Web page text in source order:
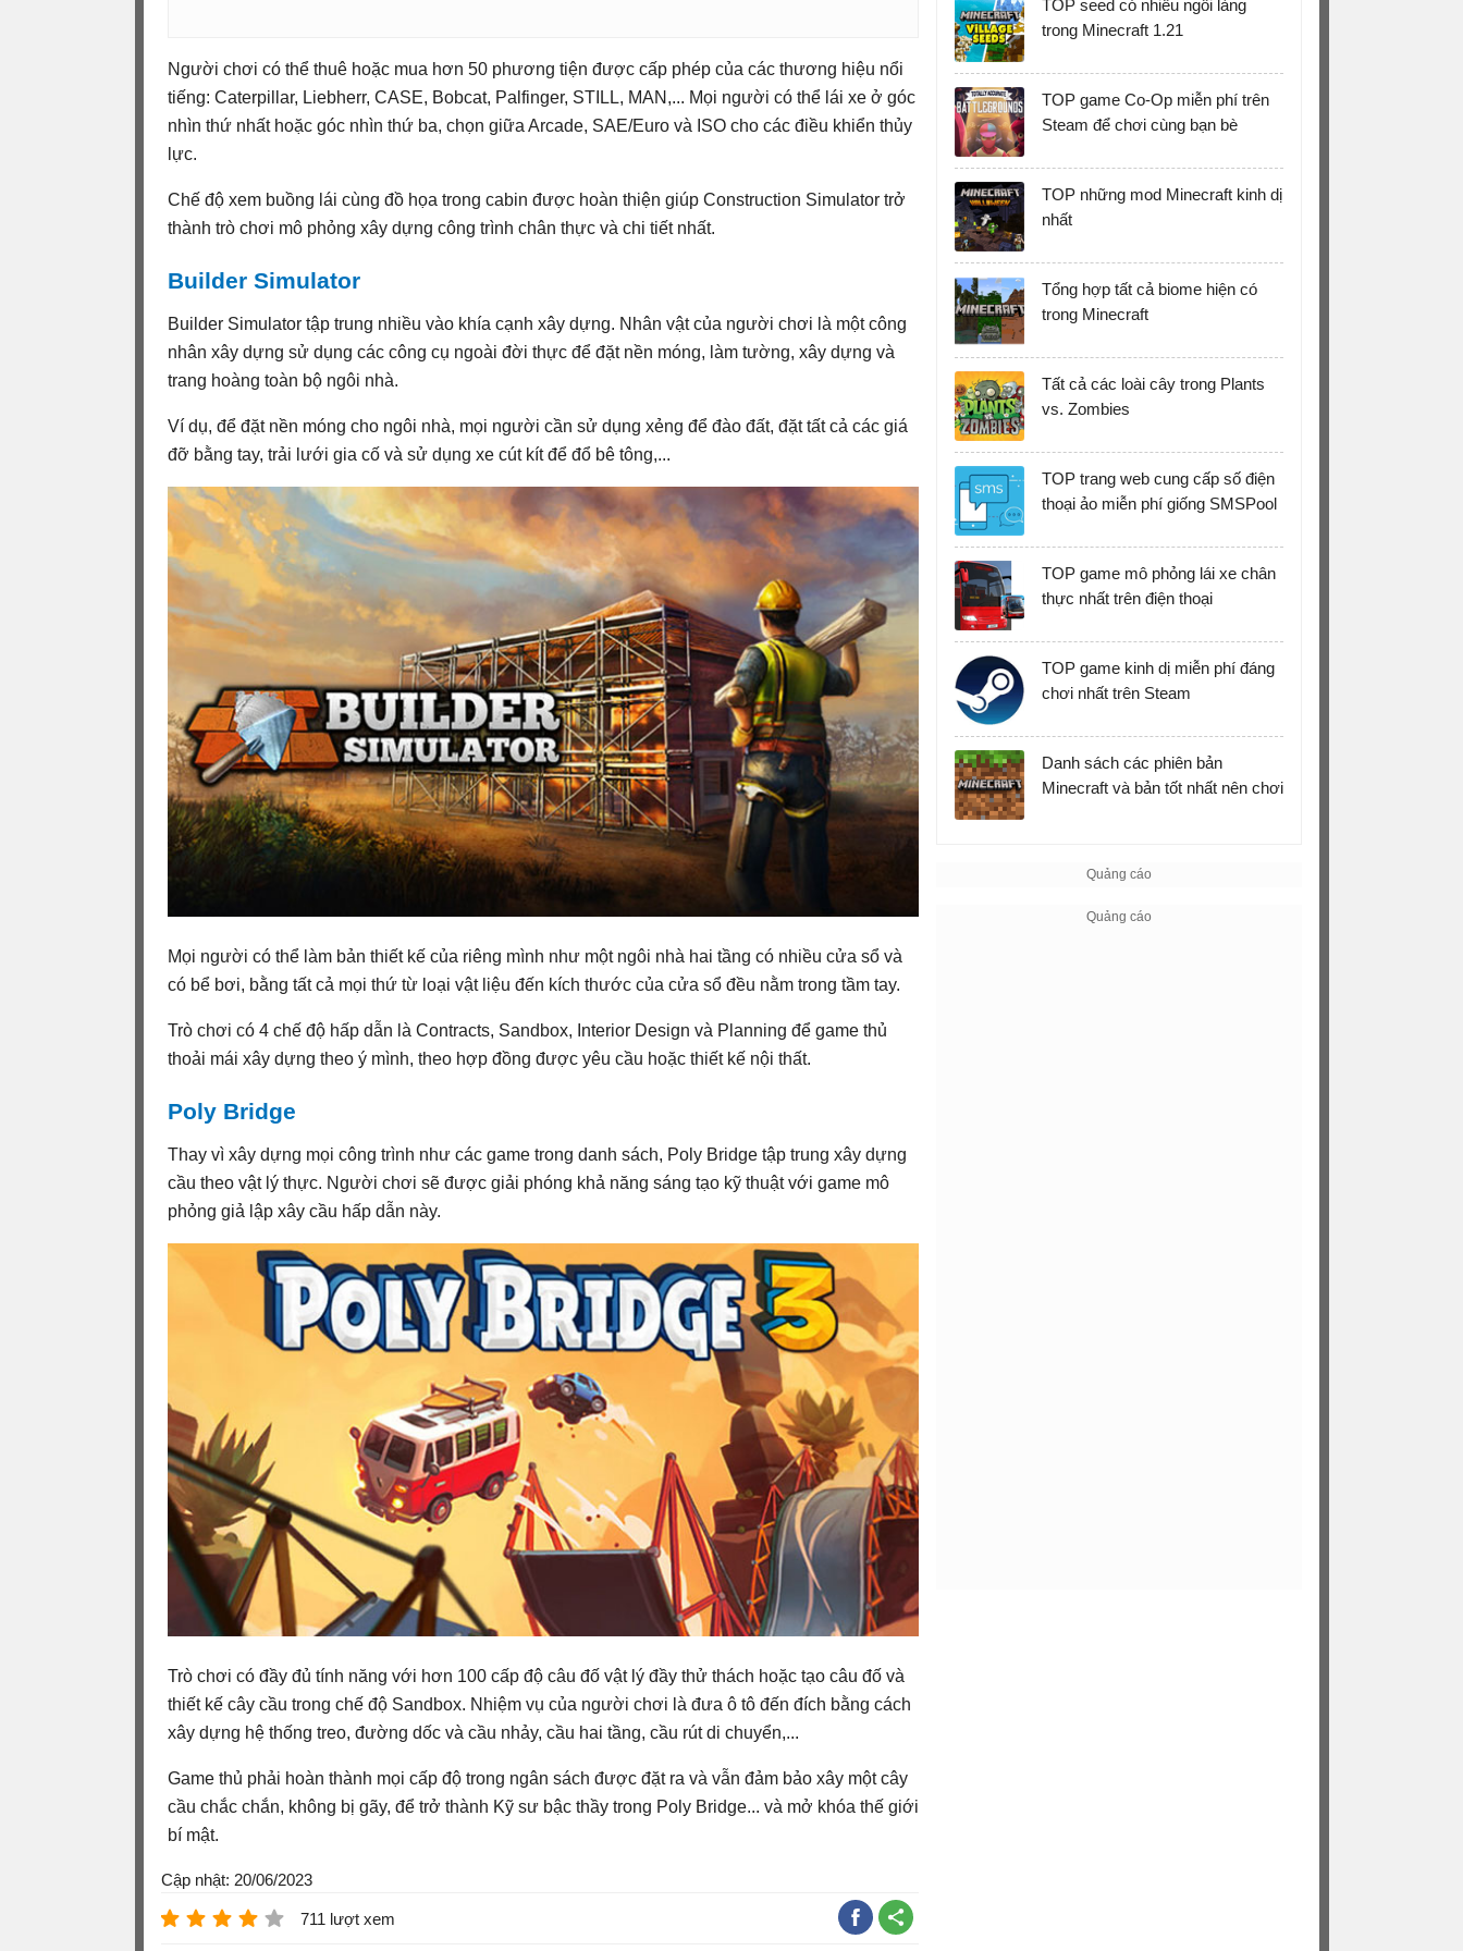
Người chơi có thể thuê hoặc mua hơn 50 phương tiện được cấp phép của các thương hiệu nổi
tiếng: Caterpillar, Liebherr, CASE, Bobcat, Palfinger, STILL, MAN,... Mọi người có thể lái xe ở góc
nhìn thứ nhất hoặc góc nhìn thứ ba, chọn giữa Arcade, SAE/Euro và ISO cho các điều khiển thủy
lực.
Chế độ xem buồng lái cùng đồ họa trong cabin được hoàn thiện giúp Construction Simulator trở
thành trò chơi mô phỏng xây dựng công trình chân thực và chi tiết nhất.
Builder Simulator
Builder Simulator tập trung nhiều vào khía cạnh xây dựng. Nhân vật của người chơi là một công
nhân xây dựng sử dụng các công cụ ngoài đời thực để đặt nền móng, làm tường, xây dựng và
trang hoàng toàn bộ ngôi nhà.
Ví dụ, để đặt nền móng cho ngôi nhà, mọi người cần sử dụng xẻng để đào đất, đặt tất cả các giá
đỡ bằng tay, trải lưới gia cố và sử dụng xe cút kít để đổ bê tông,...
Mọi người có thể làm bản thiết kế của riêng mình như một ngôi nhà hai tầng có nhiều cửa sổ và
có bể bơi, bằng tất cả mọi thứ từ loại vật liệu đến kích thước của cửa sổ đều nằm trong tầm tay.
Trò chơi có 4 chế độ hấp dẫn là Contracts, Sandbox, Interior Design và Planning để game thủ
thoải mái xây dựng theo ý mình, theo hợp đồng được yêu cầu hoặc thiết kế nội thất.
Poly Bridge
Thay vì xây dựng mọi công trình như các game trong danh sách, Poly Bridge tập trung xây dựng
cầu theo vật lý thực. Người chơi sẽ được giải phóng khả năng sáng tạo kỹ thuật với game mô
phỏng giả lập xây cầu hấp dẫn này.
Trò chơi có đầy đủ tính năng với hơn 100 cấp độ câu đố vật lý đầy thử thách hoặc tạo câu đố và
thiết kế cây cầu trong chế độ Sandbox. Nhiệm vụ của người chơi là đưa ô tô đến đích bằng cách
xây dựng hệ thống treo, đường dốc và cầu nhảy, cầu hai tầng, cầu rút di chuyển,...
Game thủ phải hoàn thành mọi cấp độ trong ngân sách được đặt ra và vẫn đảm bảo xây một cây
cầu chắc chắn, không bị gãy, để trở thành Kỹ sư bậc thầy trong Poly Bridge... và mở khóa thế giới
bí mật.
Cập nhật: 20/06/2023
711 lượt xem
TOP seed có nhiều ngôi làng
trong Minecraft 1.21
TOP game Co-Op miễn phí trên
Steam để chơi cùng bạn bè
TOP những mod Minecraft kinh dị
nhất
Tổng hợp tất cả biome hiện có
trong Minecraft
Tất cả các loài cây trong Plants
vs. Zombies
TOP trang web cung cấp số điện
thoại ảo miễn phí giống SMSPool
TOP game mô phỏng lái xe chân
thực nhất trên điện thoại
TOP game kinh dị miễn phí đáng
chơi nhất trên Steam
Danh sách các phiên bản
Minecraft và bản tốt nhất nên chơi